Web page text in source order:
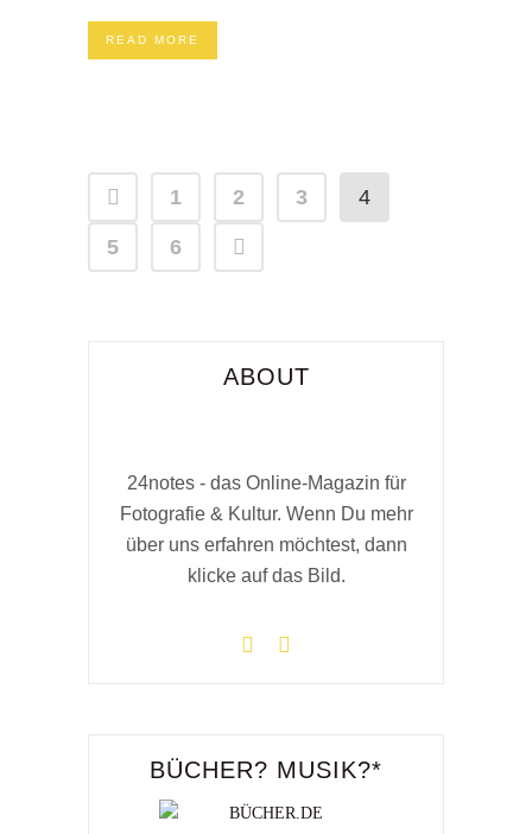
READ MORE
1 2 3 4
5 6
ABOUT
24notes - das Online-Magazin für
Fotografie & Kultur. Wenn Du mehr
über uns erfahren möchtest, dann
klicke auf das Bild.
BÜCHER? MUSIK?*